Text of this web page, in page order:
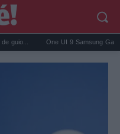
One UI 9 Samsung Galaxy llega